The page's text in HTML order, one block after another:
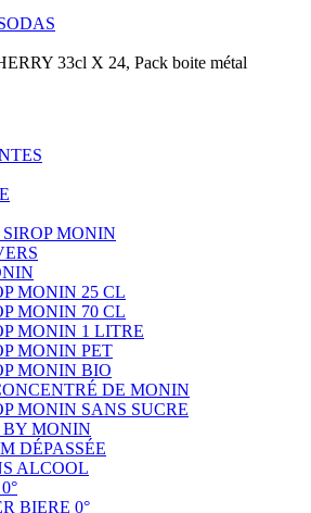
33cl X 24, Pack boite métal
MONIN
MONIN 25 CL
MONIN 70 CL
MONIN 1 LITRE
MONIN PET
MONIN BIO
DE MONIN
MONIN SANS SUCRE
BY MONIN
DÉPASSÉE
ALCOOL
BIERE 0°